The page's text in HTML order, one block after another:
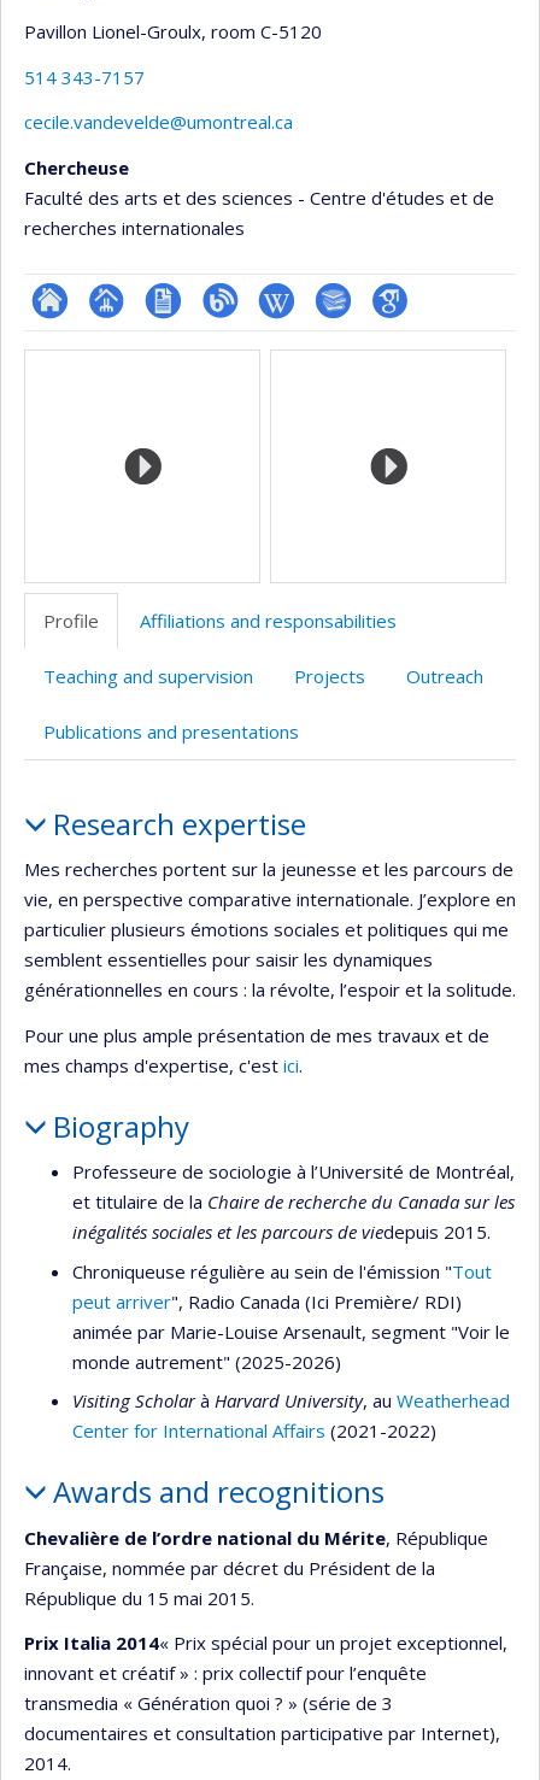
Pavillon Lionel-Groulx, room C-5120
514 343-7157
cecile.vandevelde@umontreal.ca
Chercheuse
Faculté des arts et des sciences - Centre d'études et de
recherches internationales
ResearchGate
Page CV
BlogueWiki Bibliographie
Google
Media
Profile Affiliations and responsabilities
Teaching and supervision Projects Outreach
Publications and presentations
Research expertise
Mes recherches portent sur la jeunesse et les parcours de
vie, en perspective comparative internationale. J’explore en
particulier plusieurs émotions sociales et politiques qui me
semblent essentielles pour saisir les dynamiques
générationnelles en cours : la révolte, l’espoir et la solitude.
Pour une plus ample présentation de mes travaux et de
mes champs d'expertise, c'est ici.
Biography
Professeure de sociologie à l’Université de Montréal,
et titulaire de la Chaire de recherche du Canada sur les
inégalités sociales et les parcours de viedepuis 2015.
Chroniqueuse régulière au sein de l'émission "Tout
peut arriver", Radio Canada (Ici Première/ RDI)
animée par Marie-Louise Arsenault, segment "Voir le
monde autrement" (2025-2026)
Visiting Scholarà Harvard University, au Weatherhead
Center for International Affairs (2021-2022)
Awards and recognitions
Chevalière de l’ordre national du Mérite, République
Française, nommée par décret du Président de la
République du 15 mai 2015.
Prix Italia 2014« Prix spécial pour un projet exceptionnel,
innovant et créatif » : prix collectif pour l’enquête
transmedia « Génération quoi ? » (série de 3
documentaires et consultation participative par Internet),
2014.